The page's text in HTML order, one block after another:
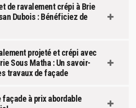
de ravalement crépi à Brie
Dubois : Bénéficiez de
projeté et crépi avec
Sous Matha : Un savoir-
travaux de façade
à prix abordable